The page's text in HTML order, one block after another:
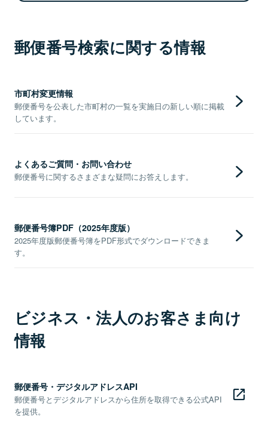
郵便番号検索に関する情報
市町村変更情報
郵便番号を公表した市町村の一覧を実施日の新しい順に掲載
しています。
よくあるご質問・お問い合わせ
郵便番号に関するさまざまな疑問にお答えします。
郵便番号簿PDF（2025年度版）
2025年度版郵便番号簿をPDF形式でダウンロードできま
す。
ビジネス・法人のお客さま向け
情報
郵便番号・デジタルアドレスAPI
郵便番号とデジタルアドレスから住所を取得できる公式API
を提供。